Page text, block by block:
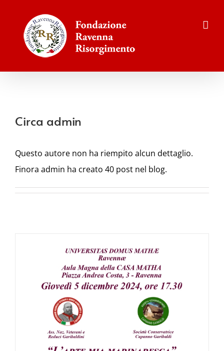
contenuto
Circa admin
Questo autore non ha riempito alcun dettaglio.
Finora admin ha creato 40 post nel blog.